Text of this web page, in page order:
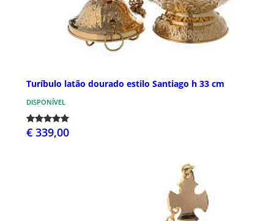
Turíbulo latão dourado estilo Santiago h 33 cm
DISPONÍVEL
€ 339,00